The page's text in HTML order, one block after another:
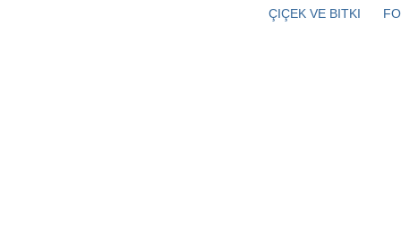
ÇIÇEK VE BITKI